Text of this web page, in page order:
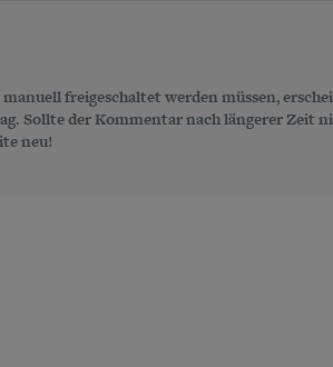
freigeschaltet werden müssen,
Sollte der Kommentar nach längerer Zeit
neu!